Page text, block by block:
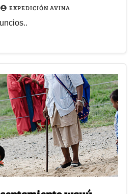
EXPEDICIÓN AVINA